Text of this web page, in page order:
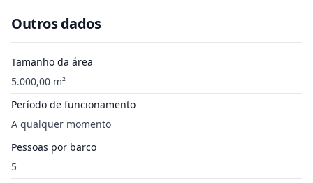
Outros dados
Tamanho da área
5.000,00 m²
Período de funcionamento
A qualquer momento
Pessoas por barco
5